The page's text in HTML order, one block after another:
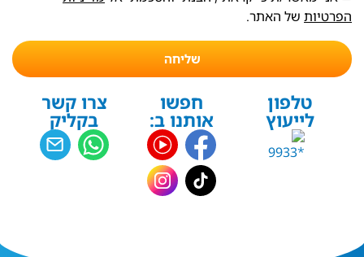
הפרטיות של האתר.
שליחה
טלפון
לייעוץ
חפשו
אותנו ב:
צרו קשר
בקליק